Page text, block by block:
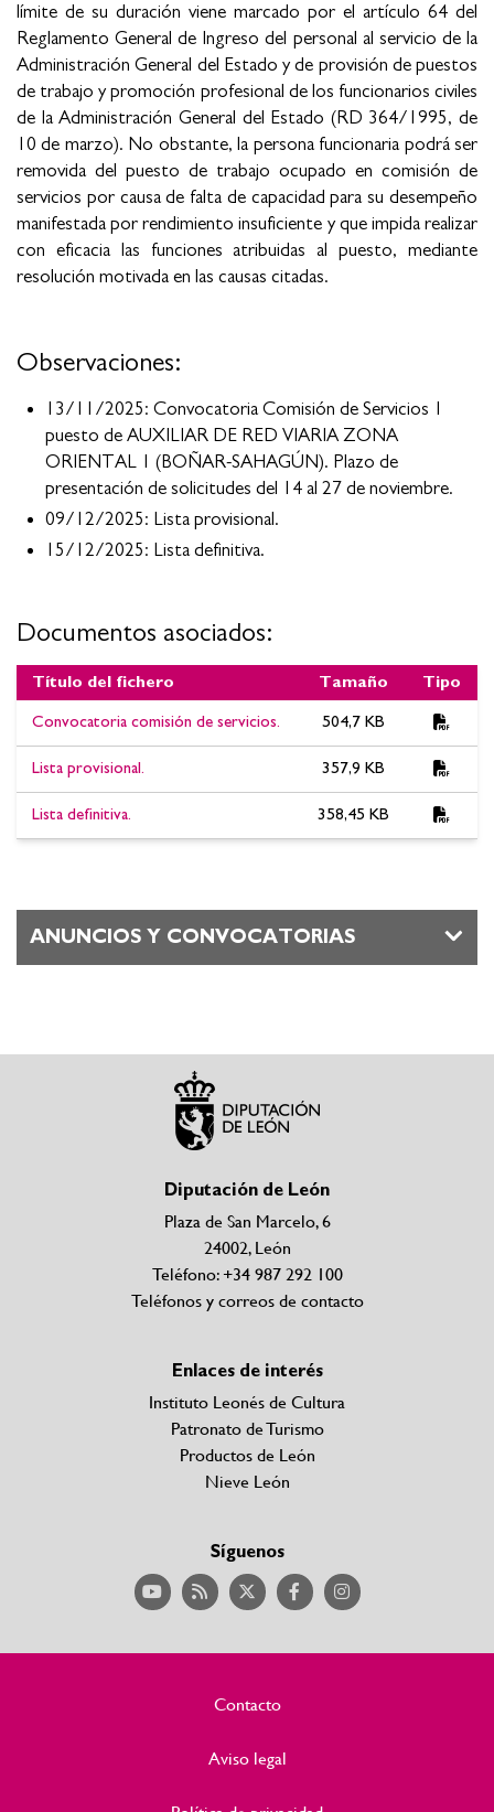
límite de su duración viene marcado por el artículo 64 del
Reglamento General de Ingreso del personal al servicio de la
Administración General del Estado y de provisión de puestos
de trabajo y promoción profesional de los funcionarios civiles
de la Administración General del Estado (RD 364/1995, de
10 de marzo). No obstante, la persona funcionaria podrá ser
removida del puesto de trabajo ocupado en comisión de
servicios por causa de falta de capacidad para su desempeño
manifestada por rendimiento insuficiente y que impida realizar
con eficacia las funciones atribuidas al puesto, mediante
resolución motivada en las causas citadas.
Observaciones:
13/11/2025: Convocatoria Comisión de Servicios 1
puesto de AUXILIAR DE RED VIARIA ZONA
ORIENTAL 1 (BOÑAR-SAHAGÚN). Plazo de
presentación de solicitudes del 14 al 27 de noviembre.
09/12/2025: Lista provisional.
15/12/2025: Lista definitiva.
Documentos asociados:
Documentos asociados:Convocatoria Comisión de Servicios 1
puesto de AUXILIAR DE RED VIARIA ZONA ORIENTAL 1
(BOÑAR-SAHAGÚN). Lista definitiva.
Título del fichero Tamaño Tipo
Convocatoria comisión de servicios. 504,7 KB
Lista provisional. 357,9 KB
Lista definitiva. 358,45 KB
ANUNCIOS Y CONVOCATORIAS
Diputación de León
Plaza de San Marcelo, 6
24002, León
Teléfono: +34 987 292 100
Teléfonos y correos de contacto
Enlaces de interés
Instituto Leonés de Cultura
Patronato de Turismo
Productos de León
Nieve León
Síguenos
Contacto
Aviso legal